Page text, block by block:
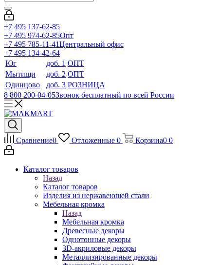
+7 495 137-62-85
+7 495 974-62-85Опт
+7 495 785-11-41Центральный офис
+7 495 134-42-64
Юг
доб. 1 ОПТ
Мытищи
доб. 2 ОПТ
Одинцово
доб. 3 РОЗНИЦА
8 800 200-04-05Звонок бесплатный по всей России
Сравнение0 Отложенные 0 Корзина0 0
Каталог товаров
Назад
Каталог товаров
Изделия из нержавеющей стали
Мебельная кромка
Назад
Мебельная кромка
Древесные декоры
Однотонные декоры
3D-акриловые декоры
Металлизированные декоры